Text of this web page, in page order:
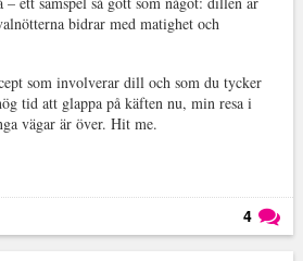
bidrar med matighet och
som involverar dill och som du tycker
tid att glappa på käften nu, min resa i
vägar är över. Hit me.
4